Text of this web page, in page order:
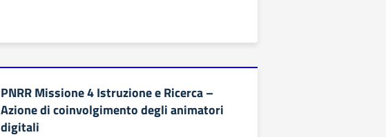
PNRR Missione 4 Istruzione e Ricerca –
Azione di coinvolgimento degli animatori
digitali